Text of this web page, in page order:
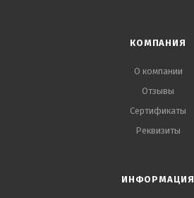
КОМПАНИЯ
О компании
Отзывы
Сертификаты
Реквизиты
ИНФОРМАЦИЯ